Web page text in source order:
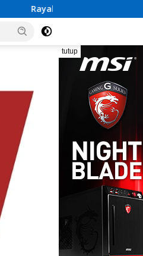
Kemerdekaan Bersama
tutup